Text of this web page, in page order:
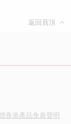
返回頁頂
香港產品免責聲明